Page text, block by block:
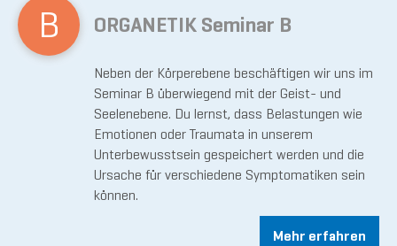
B ORGANETIK Seminar B
Neben der Körperebene beschäftigen wir uns im
Seminar B überwiegend mit der Geist- und
Seelenebene. Du lernst, dass Belastungen wie
Emotionen oder Traumata in unserem
Unterbewusstsein gespeichert werden und die
Ursache für verschiedene Symptomatiken sein
können.
Mehr erfahren